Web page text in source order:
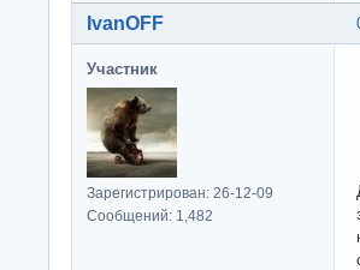
IvanOFF
Участник
Зарегистрирован: 26-12-09
Сообщений: 1,482